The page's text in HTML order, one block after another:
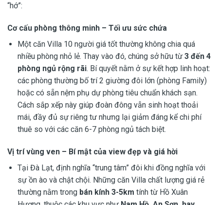
“hớ”:
Cơ cấu phòng thông minh – Tối ưu sức chứa
Một căn Villa 10 người giá tốt thường không chia quá
nhiều phòng nhỏ lẻ. Thay vào đó, chúng sở hữu từ 3 đến 4
phòng ngủ rộng rãi. Bí quyết nằm ở sự kết hợp linh hoạt:
các phòng thường bố trí 2 giường đôi lớn (phòng Family)
hoặc có sẵn nệm phụ dự phòng tiêu chuẩn khách sạn.
Cách sắp xếp này giúp đoàn đông vẫn sinh hoạt thoải
mái, đầy đủ sự riêng tư nhưng lại giảm đáng kể chi phí
thuê so với các căn 6-7 phòng ngủ tách biệt.
Vị trí vùng ven – Bí mật của view đẹp và giá hời
Tại Đà Lạt, định nghĩa “trung tâm” đôi khi đồng nghĩa với
sự ồn ào và chật chội. Những căn Villa chất lượng giá rẻ
thường nằm trong bán kính 3-5km tính từ Hồ Xuân